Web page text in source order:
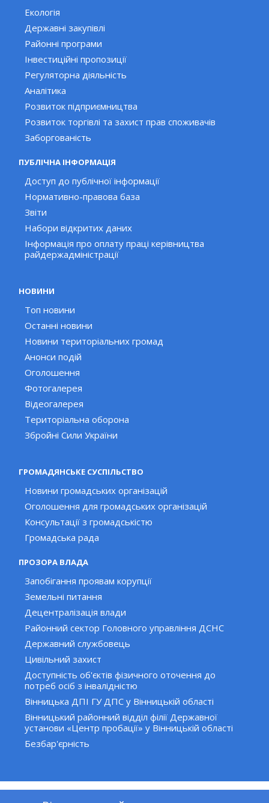
Екологія
Державні закупівлі
Районні програми
Інвестиційні пропозиції
Регуляторна діяльність
Аналітика
Розвиток підприємництва
Розвиток торгівлі та захист прав споживачів
Заборгованість
ПУБЛІЧНА ІНФОРМАЦІЯ
Доступ до публічної інформації
Нормативно-правова база
Звіти
Набори відкритих даних
Інформація про оплату праці керівництва
райдержадміністрації
НОВИНИ
Топ новини
Останні новини
Новини територіальних громад
Анонси подій
Оголошення
Фотогалерея
Відеогалерея
Територіальна оборона
Збройні Сили України
ГРОМАДЯНСЬКЕ СУСПІЛЬСТВО
Новини громадських організацій
Оголошення для громадських організацій
Консультації з громадськістю
Громадська рада
ПРОЗОРА ВЛАДА
Запобігання проявам корупції
Земельні питання
Децентралізація влади
Районний сектор Головного управління ДСНС
Державний службовець
Цивільний захист
Доступність об'єктів фізичного оточення до
потреб осіб з інвалідністю
Вінницька ДПІ ГУ ДПС у Вінницькій області
Вінницький районний відділ філії Державної
установи «Центр пробації» у Вінницькій області
Безбар'єрність